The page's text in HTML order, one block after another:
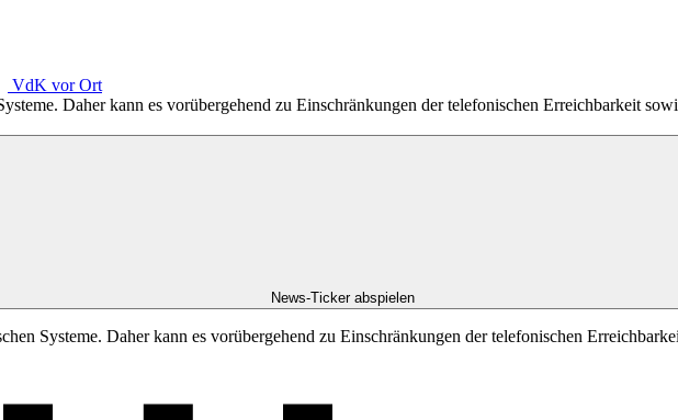
VdK vor Ort
Daher kann es vorübergehend zu Einschränkungen der telefonischen Erreichbarkeit
News-Ticker abspielen
Systeme. Daher kann es vorübergehend zu Einschränkungen der telefonischen